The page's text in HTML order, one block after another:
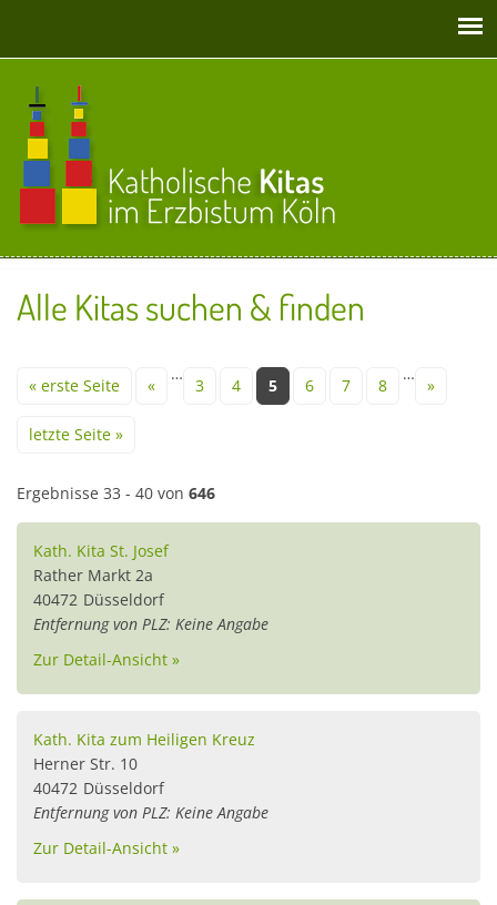
Alle Kitas suchen & finden
Seiten
« erste Seite «
…
3 4 5 6 7 8
…
»
letzte Seite »
Ergebnisse 33 - 40 von 646
Kath. Kita St. Josef
Rather Markt 2a
40472 Düsseldorf
Entfernung von PLZ: Keine Angabe
Zur Detail-Ansicht »
Kath. Kita zum Heiligen Kreuz
Herner Str. 10
40472 Düsseldorf
Entfernung von PLZ: Keine Angabe
Zur Detail-Ansicht »